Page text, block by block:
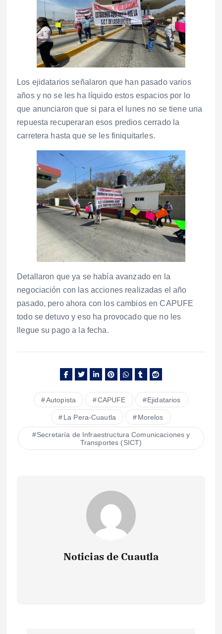
Los ejidatarios señalaron que han pasado varios
años y no se les ha líquido estos espacios por lo
que anunciaron que si para el lunes no se tiene una
repuesta recuperaran esos predios cerrado la
carretera hasta que se les finiquitarles.
Detallaron que ya se había avanzado en la
negociación con las acciones realizadas el año
pasado, pero ahora con los cambios en CAPUFE
todo se detuvo y eso ha provocado que no les
llegue su pago a la fecha.
Autopista CAPUFE Ejidatarios
La Pera-Cuautla Morelos
Secretaría de Infraestructura Comunicaciones y
Transportes (SICT)
Noticias de Cuautla